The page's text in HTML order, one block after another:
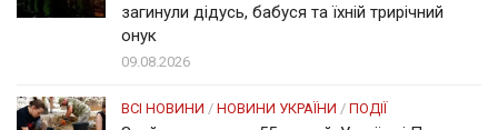
загинули дідусь, бабуся та їхній трирічний
онук
09.08.2026
ВСІ НОВИНИ / НОВИНИ УКРАЇНИ / ПОДІЇ